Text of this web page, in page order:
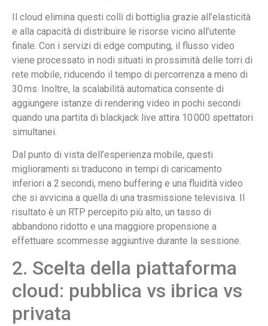
Il cloud elimina questi colli di bottiglia grazie all’elasticità
e alla capacità di distribuire le risorse vicino all’utente
finale. Con i servizi di edge computing, il flusso video
viene processato in nodi situati in prossimità delle torri di
rete mobile, riducendo il tempo di percorrenza a meno di
30 ms. Inoltre, la scalabilità automatica consente di
aggiungere istanze di rendering video in pochi secondi
quando una partita di blackjack live attira 10 000 spettatori
simultanei.
Dal punto di vista dell’esperienza mobile, questi
miglioramenti si traducono in tempi di caricamento
inferiori a 2 secondi, meno buffering e una fluidità video
che si avvicina a quella di una trasmissione televisiva. Il
risultato è un RTP percepito più alto, un tasso di
abbandono ridotto e una maggiore propensione a
effettuare scommesse aggiuntive durante la sessione.
2. Scelta della piattaforma
cloud: pubblica vs ibrica vs
privata